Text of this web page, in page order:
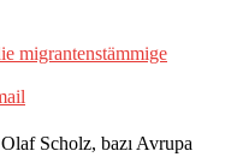
Scholz, bazı Avrupa